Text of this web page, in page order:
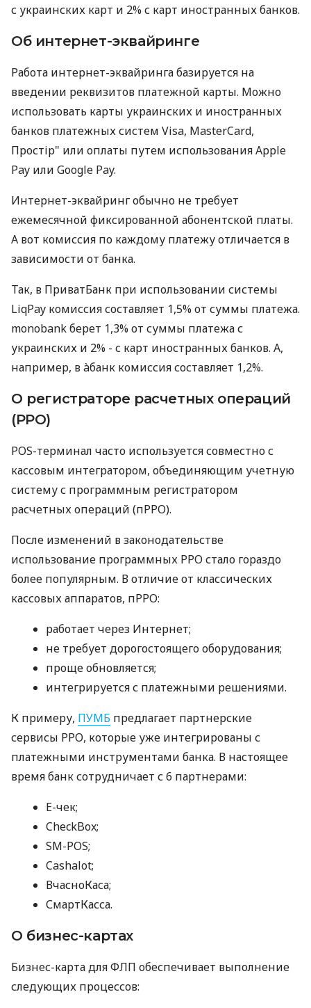
с украинских карт и 2% с карт иностранных банков.
Об интернет-эквайринге
Работа интернет-эквайринга базируется на
введении реквизитов платежной карты. Можно
использовать карты украинских и иностранных
банков платежных систем Visa, MasterCard,
Простір" или оплаты путем использования Apple
Pay или Google Pay.
Интернет-эквайринг обычно не требует
ежемесячной фиксированной абонентской платы.
А вот комиссия по каждому платежу отличается в
зависимости от банка.
Так, в ПриватБанк при использовании системы
LiqPay комиссия составляет 1,5% от суммы платежа.
monobank берет 1,3% от суммы платежа с
украинских и 2% - с карт иностранных банков. А,
например, в àбанк комиссия составляет 1,2%.
О регистраторе расчетных операций
(РРО)
POS-терминал часто используется совместно с
кассовым интегратором, объединяющим учетную
систему с программным регистратором
расчетных операций (пРРО).
После изменений в законодательстве
использование программных РРО стало гораздо
более популярным. В отличие от классических
кассовых аппаратов, пРРО:
работает через Интернет;
не требует дорогостоящего оборудования;
проще обновляется;
интегрируется с платежными решениями.
К примеру, ПУМБ предлагает партнерские
сервисы РРО, которые уже интегрированы с
платежными инструментами банка. В настоящее
время банк сотрудничает с 6 партнерами:
E-чек;
CheckBox;
SM-POS;
Cashalot;
ВчасноКаса;
СмартКасса.
О бизнес-картах
Бизнес-карта для ФЛП обеспечивает выполнение
следующих процессов: